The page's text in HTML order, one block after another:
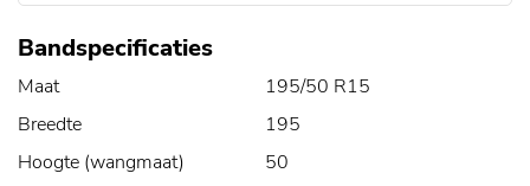
Bandspecificaties
Maat
195/50 R15
Breedte
195
Hoogte (wangmaat)
50